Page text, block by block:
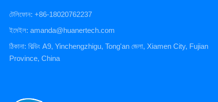
টেলিফোন: +86-18020762237
ইমেইল: amanda@huanertech.com
ঠিকানা: বিল্ডিং A9, Yinchengzhigu, Tong'an জেলা, Xiamen City, Fujian
Province, China